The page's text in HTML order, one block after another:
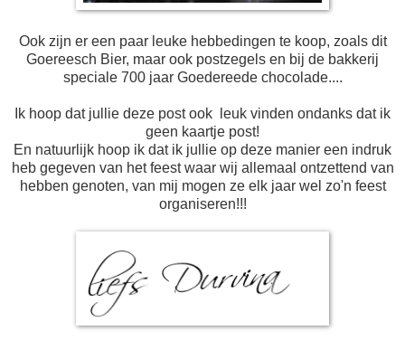
Ook zijn er een paar leuke hebbedingen te koop, zoals dit
Goereesch Bier, maar ook postzegels en bij de bakkerij
speciale 700 jaar Goedereede chocolade....
Ik hoop dat jullie deze post ook leuk vinden ondanks dat ik
geen kaartje post!
En natuurlijk hoop ik dat ik jullie op deze manier een indruk
heb gegeven van het feest waar wij allemaal ontzettend van
hebben genoten, van mij mogen ze elk jaar wel zo'n feest
organiseren!!!